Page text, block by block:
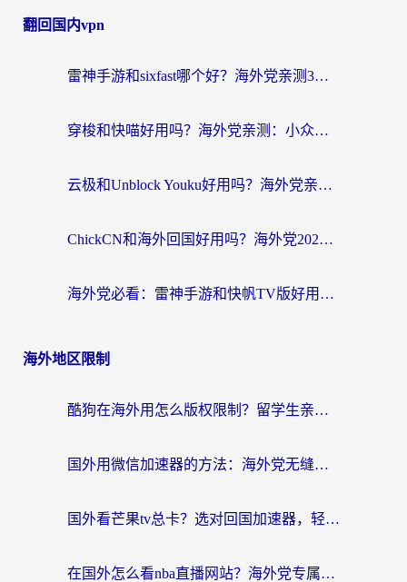
翻回国内vpn
雷神手游和sixfast哪个好？海外党亲测3款回国加速器，教你选对不踩坑
穿梭和快喵好用吗？海外党亲测：小众加速器对比+番茄加速器深度体验
云极和Unblock Youku好用吗？海外党亲测+2026回国加速器避坑指南
ChickCN和海外回国好用吗？海外党2026亲测：从手游到影音，选对加速器的3个关键
海外党必看：雷神手游和快帆TV版好用吗？3步选对回国加速器不踩坑
海外地区限制
酷狗在海外用怎么版权限制？留学生亲测：3步解决听国内音乐难题
国外用微信加速器的方法：海外党无缝连接国内生活的实用指南
国外看芒果tv总卡？选对回国加速器，轻松追《浪姐》不费劲
在国外怎么看nba直播网站？海外党专属体育观赛指南，告别地区限制！